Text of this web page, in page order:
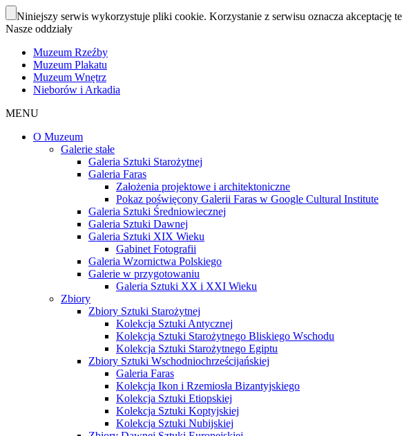
Niniejszy serwis wykorzystuje pliki cookie. Korzystanie z serwisu oznacza akceptację
Nasze oddziały
Muzeum Rzeźby
Muzeum Plakatu
Muzeum Wnętrz
Nieborów i Arkadia
MENU
O Muzeum
Galerie stałe
Galeria Sztuki Starożytnej
Galeria Faras
Założenia projektowe i architektoniczne
Pokaz poświęcony Galerii Faras w Google Cultural Institute
Galeria Sztuki Średniowiecznej
Galeria Sztuki Dawnej
Galeria Sztuki XIX Wieku
Gabinet Fotografii
Galeria Wzornictwa Polskiego
Galerie w przygotowaniu
Galeria Sztuki XX i XXI Wieku
Zbiory
Zbiory Sztuki Starożytnej
Kolekcja Sztuki Antycznej
Kolekcja Sztuki Starożytnego Bliskiego Wschodu
Kolekcja Sztuki Starożytnego Egiptu
Zbiory Sztuki Wschodniochrześcijańskiej
Galeria Faras
Kolekcja Ikon i Rzemiosła Bizantyjskiego
Kolekcja Sztuki Etiopskiej
Kolekcja Sztuki Koptyjskiej
Kolekcja Sztuki Nubijskiej